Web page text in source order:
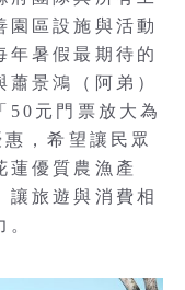
園區設施與活動
年暑假最期待的
景鴻（阿弟）
50元門票放大為
，希望讓民眾
蓮優質農漁產
讓旅遊與消費相